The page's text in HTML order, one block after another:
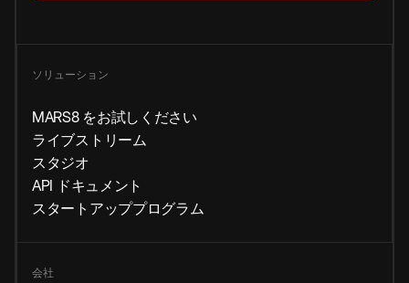
ソリューション
MARS8 をお試しください
ライブストリーム
スタジオ
API ドキュメント
スタートアッププログラム
会社